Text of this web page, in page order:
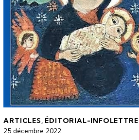
ARTICLES, ÉDITORIAL-INFOLETTRE
25 décembre 2022